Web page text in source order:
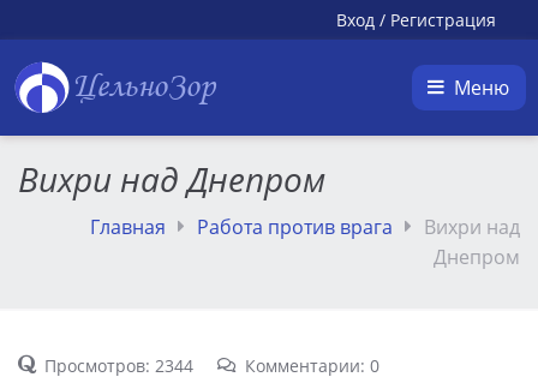
Вход / Регистрация
ЦельноЗор Меню
Вихри над Днепром
Главная Работа против врага
Вихри над
Днепром
Просмотров: 2344
Комментарии: 0